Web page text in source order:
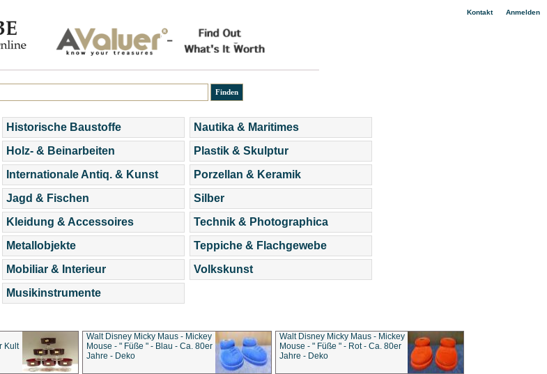
Kontakt| Anmelden
Historische Baustoffe
Holz- & Beinarbeiten
Internationale Antiq. & Kunst
Jagd & Fischen
Kleidung & Accessoires
Metallobjekte
Mobiliar & Interieur
Musikinstrumente
Nautika & Maritimes
Plastik & Skulptur
Porzellan & Keramik
Silber
Technik & Photographica
Teppiche & Flachgewebe
Volkskunst
Kult
Walt Disney Micky Maus - Mickey
Mouse - " Füße " - Blau - Ca. 80er
Jahre - Deko
Walt Disney Micky Maus - Mickey
Mouse - " Füße " - Rot - Ca. 80er
Jahre - Deko